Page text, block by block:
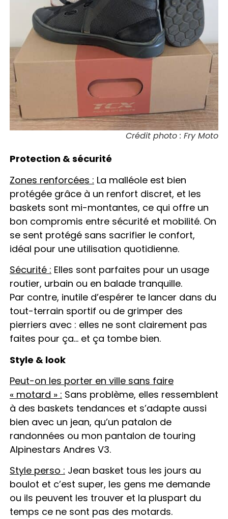
Crédit photo : Fry Moto
Protection & sécurité
Zones renforcées : La malléole est bien
protégée grâce à un renfort discret, et les
baskets sont mi-montantes, ce qui offre un
bon compromis entre sécurité et mobilité. On
se sent protégé sans sacrifier le confort,
idéal pour une utilisation quotidienne.
Sécurité : Elles sont parfaites pour un usage
routier, urbain ou en balade tranquille.
Par contre, inutile d’espérer te lancer dans du
tout-terrain sportif ou de grimper des
pierriers avec : elles ne sont clairement pas
faites pour ça… et ça tombe bien.
Style & look
Peut-on les porter en ville sans faire
« motard » : Sans problème, elles ressemblent
à des baskets tendances et s’adapte aussi
bien avec un jean, qu’un patalon de
randonnées ou mon pantalon de touring
Alpinestars Andres V3.
Style perso : Jean basket tous les jours au
boulot et c’est super, les gens me demande
ou ils peuvent les trouver et la pluspart du
temps ce ne sont pas des motards.